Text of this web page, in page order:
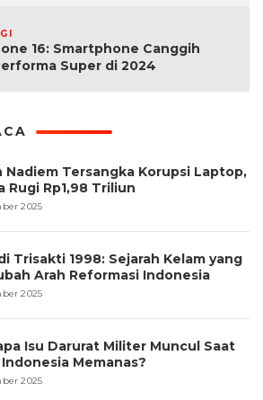
16: Smartphone Canggih
Super di 2024
Nadiem Tersangka Korupsi Laptop,
Rugi Rp1,98 Triliun
2025
Trisakti 1998: Sejarah Kelam yang
Arah Reformasi Indonesia
2025
Isu Darurat Militer Muncul Saat
Memanas?
2025